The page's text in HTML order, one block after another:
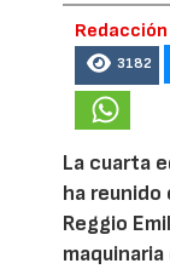
3182
La cuarta
ha reunido
Reggio